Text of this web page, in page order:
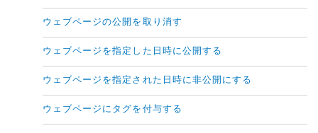
ウェブページの公開を取り消す
ウェブページを指定した日時に公開する
ウェブページを指定された日時に非公開にする
ウェブページにタグを付与する